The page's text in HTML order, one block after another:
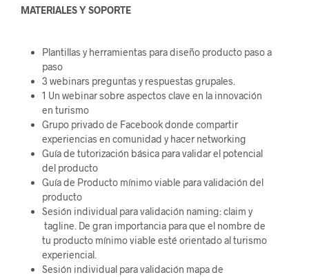
MATERIALES Y SOPORTE
Plantillas y herramientas para diseño producto paso a
paso
3 webinars preguntas y respuestas grupales.
1 Un webinar sobre aspectos clave en la innovación
en turismo
Grupo privado de Facebook donde compartir
experiencias en comunidad y hacer networking
Guía de tutorización básica para validar el potencial
del producto
Guía de Producto mínimo viable para validación del
producto
Sesión individual para validación naming: claim y
tagline. De gran importancia para que el nombre de
tu producto mínimo viable esté orientado al turismo
experiencial.
Sesión individual para validación mapa de